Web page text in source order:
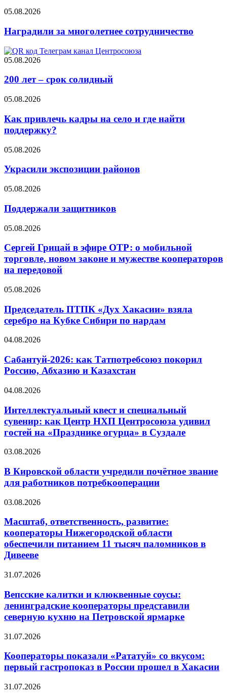
05.08.2026
Наградили за многолетнее сотрудничество
05.08.2026
200 лет – срок солидный
05.08.2026
Как привлечь кадры на село и где найти
поддержку?
05.08.2026
Украсили экспозиции районов
05.08.2026
Поддержали защитников
05.08.2026
Сергей Грицай в эфире ОТР: о мобильной
торговле, новом законе и мужестве кооператоров
на передовой
05.08.2026
Председатель ПТПК «Дух Хакасии» взяла
серебро на Кубке Сибири по нардам
04.08.2026
Сабантуй-2026: как Татпотребсоюз покорил
Россию, Абхазию и Казахстан
04.08.2026
Интеллектуальный квест и специальный
сувенир: как Центр НХП Центросоюза удивил
гостей на «Празднике огурца» в Суздале
03.08.2026
В Кировской области учредили почётное звание
для работников потребкооперации
03.08.2026
Масштаб, ответственность, развитие:
кооператоры Нижегородской области
обеспечили питанием 11 тысяч паломников в
Дивееве
31.07.2026
Вепсские калитки и клюквенные соусы:
ленинградские кооператоры представили
северную кухню на Петровской ярмарке
31.07.2026
Кооператоры показали «Рататуй» со вкусом:
первый гастропоказ в России прошел в Хакасии
31.07.2026